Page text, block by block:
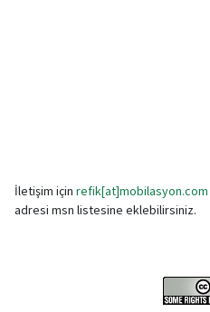
İletişim için refik[at]mobilasyon.com
adresi msn listesine eklebilirsiniz.